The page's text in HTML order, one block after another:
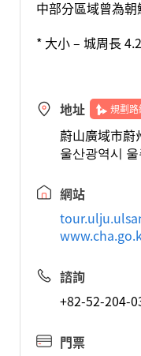
中部分區域曾為
* 大小 – 城周長
地址 規劃路
蔚山廣域市蔚
울산광역시
網站
諮詢
+82-52-204-
門票